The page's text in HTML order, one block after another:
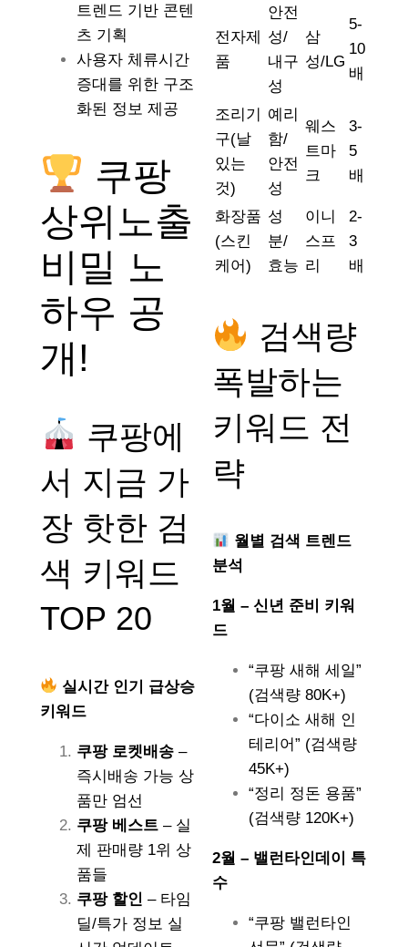
트렌드 기반 콘텐
츠 기획
사용자 체류시간
증대를 위한 구조
화된 정보 제공
쿠팡
상위노출
비밀 노
하우 공
개!
쿠팡에
서 지금 가
장 핫한 검
색 키워드
TOP 20
실시간 인기 급상승
키워드
쿠팡 로켓배송 –
즉시배송 가능 상
품만 엄선
쿠팡 베스트 – 실
제 판매량 1위 상
품들
쿠팡 할인 – 타임
딜/특가 정보 실
전자제
품
안전
성/
내구
성
삼
성/LG
5-
10
배
조리기
구(날
있는
것)
예리
함/
안전
성
웨스
트마
크
3-
5
배
화장품
(스킨
케어)
성
분/
효능
이니
스프
리
2-
3
배
검색량
폭발하는
키워드 전
략
월별 검색 트렌드
분석
1월 – 신년 준비 키워
드
“쿠팡 새해 세일”
(검색량 80K+)
“다이소 새해 인
테리어” (검색량
45K+)
“정리 정돈 용품”
(검색량 120K+)
2월 – 밸런타인데이 특
수
“쿠팡 밸런타인